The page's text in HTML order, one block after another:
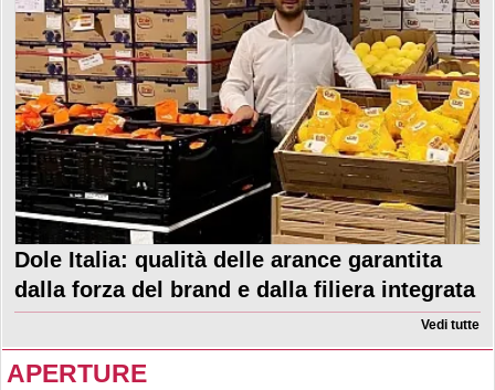
Dole Italia: qualità delle arance garantita
dalla forza del brand e dalla filiera integrata
Vedi tutte
APERTURE